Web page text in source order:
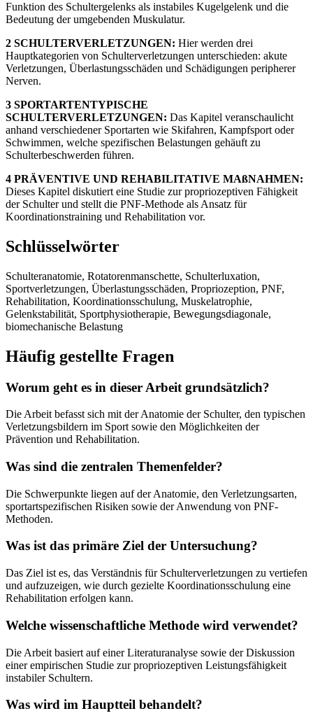
Funktion des Schultergelenks als instabiles Kugelgelenk und die
Bedeutung der umgebenden Muskulatur.
2 SCHULTERVERLETZUNGEN: Hier werden drei
Hauptkategorien von Schulterverletzungen unterschieden: akute
Verletzungen, Überlastungsschäden und Schädigungen peripherer
Nerven.
3 SPORTARTENTYPISCHE
SCHULTERVERLETZUNGEN: Das Kapitel veranschaulicht
anhand verschiedener Sportarten wie Skifahren, Kampfsport oder
Schwimmen, welche spezifischen Belastungen gehäuft zu
Schulterbeschwerden führen.
4 PRÄVENTIVE UND REHABILITATIVE MAßNAHMEN:
Dieses Kapitel diskutiert eine Studie zur propriozeptiven Fähigkeit
der Schulter und stellt die PNF-Methode als Ansatz für
Koordinationstraining und Rehabilitation vor.
Schlüsselwörter
Schulteranatomie, Rotatorenmanschette, Schulterluxation,
Sportverletzungen, Überlastungsschäden, Propriozeption, PNF,
Rehabilitation, Koordinationsschulung, Muskelatrophie,
Gelenkstabilität, Sportphysiotherapie, Bewegungsdiagonale,
biomechanische Belastung
Häufig gestellte Fragen
Worum geht es in dieser Arbeit grundsätzlich?
Die Arbeit befasst sich mit der Anatomie der Schulter, den typischen
Verletzungsbildern im Sport sowie den Möglichkeiten der
Prävention und Rehabilitation.
Was sind die zentralen Themenfelder?
Die Schwerpunkte liegen auf der Anatomie, den Verletzungsarten,
sportartspezifischen Risiken sowie der Anwendung von PNF-
Methoden.
Was ist das primäre Ziel der Untersuchung?
Das Ziel ist es, das Verständnis für Schulterverletzungen zu vertiefen
und aufzuzeigen, wie durch gezielte Koordinationsschulung eine
Rehabilitation erfolgen kann.
Welche wissenschaftliche Methode wird verwendet?
Die Arbeit basiert auf einer Literaturanalyse sowie der Diskussion
einer empirischen Studie zur propriozeptiven Leistungsfähigkeit
instabiler Schultern.
Was wird im Hauptteil behandelt?